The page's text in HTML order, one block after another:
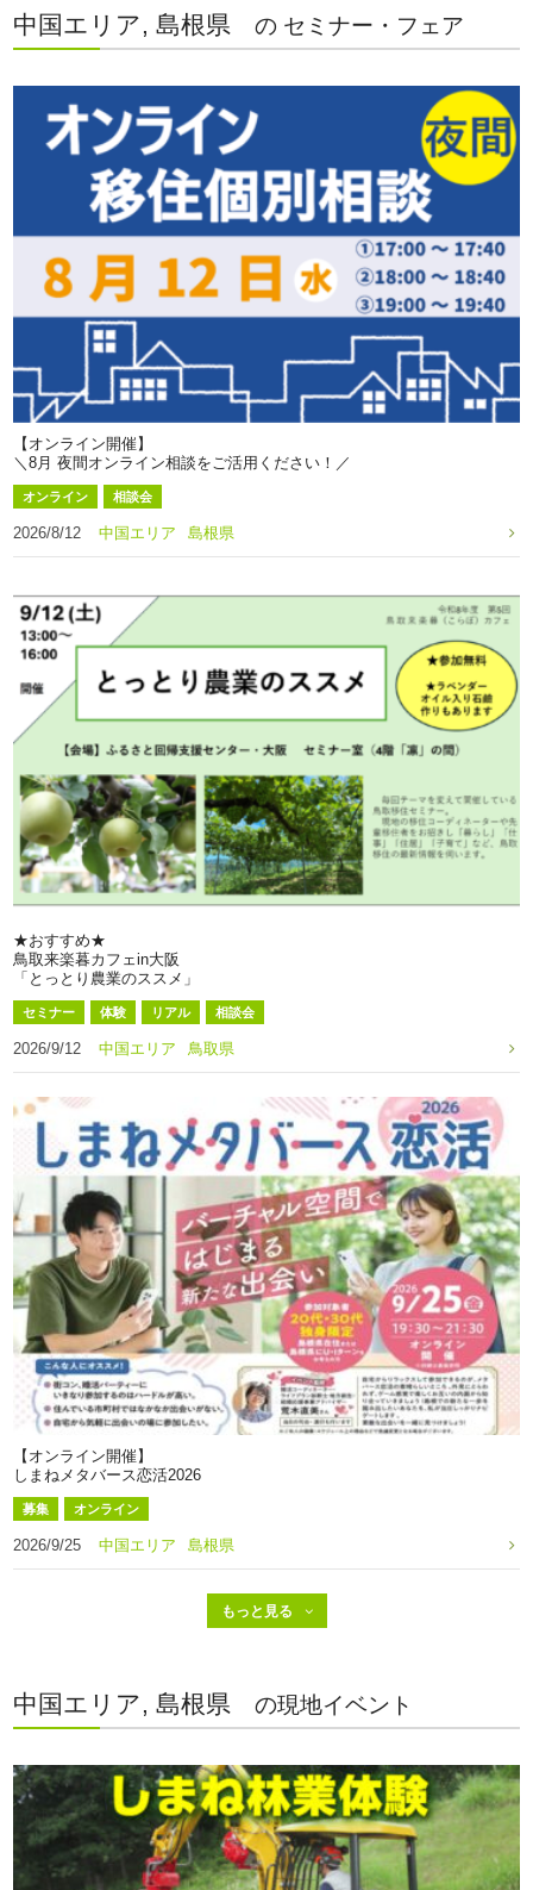
中国エリア, 島根県 の セミナー・フェア
【オンライン開催】
＼8月 夜間オンライン相談をご活用ください！／
オンライン 相談会
2026/8/12 中国エリア 島根県
★おすすめ★
鳥取来楽暮カフェin大阪
「とっとり農業のススメ」
セミナー 体験 リアル 相談会
2026/9/12 中国エリア 鳥取県
【オンライン開催】
しまねメタバース恋活2026
募集 オンライン
2026/9/25 中国エリア 島根県
中国エリア, 島根県 の現地イベント